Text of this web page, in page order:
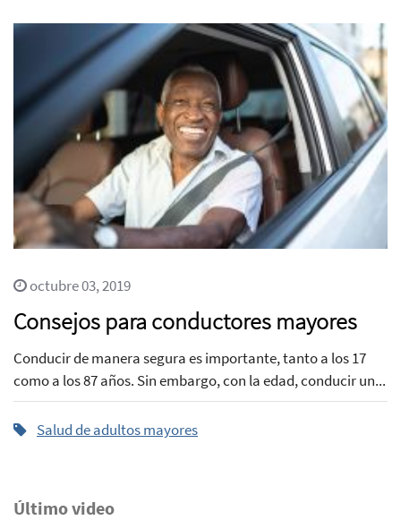
octubre 03, 2019
Consejos para conductores mayores
Conducir de manera segura es importante, tanto a los 17
como a los 87 años. Sin embargo, con la edad, conducir un...
Salud de adultos mayores
Último video